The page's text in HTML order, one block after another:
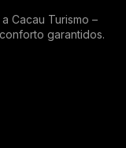
Cacau Turismo –
garantidos.